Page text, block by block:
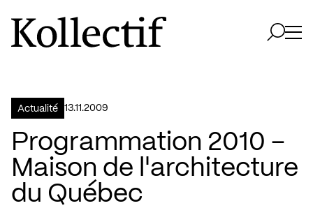
Aller à la page d'accueil
Logo Kollectif
Actualité 13.11.2009
Programmation 2010 –
Maison de l'architecture
du Québec